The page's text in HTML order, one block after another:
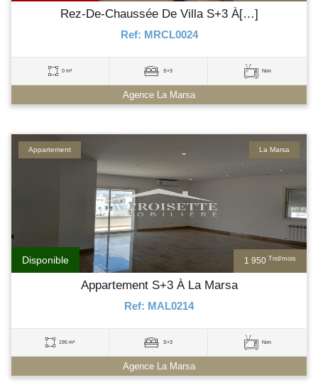
Rez-De-Chaussée De Villa S+3 À[…]
Ref: MRCL0024
0 m² S+3 Non
Agence La Marsa
1 950 Tnd/mois
Disponible
La Marsa
Appartement
Appartement S+3 À La Marsa
Ref: MAL0214
195 m² S+3 Non
Agence La Marsa